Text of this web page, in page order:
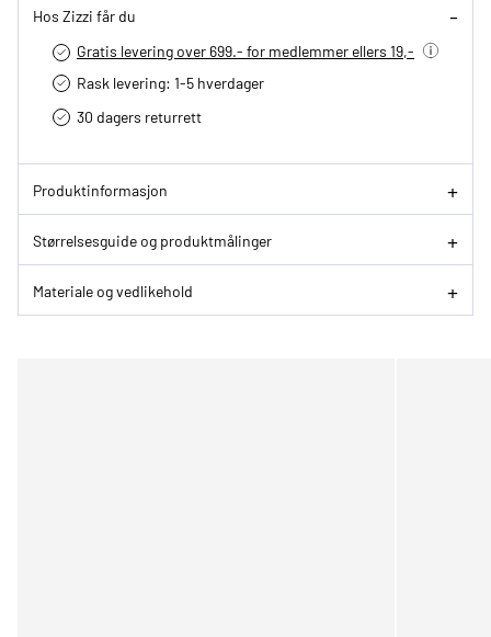
Hos Zizzi får du
Gratis levering over 699.- for medlemmer ellers 19,-
Rask levering: 1-5 hverdager
30 dagers returrett
Produktinformasjon
Størrelsesguide og produktmålinger
Materiale og vedlikehold